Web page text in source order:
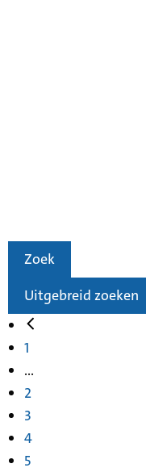
Zoek
Uitgebreid zoeken
1
...
2
3
4
5